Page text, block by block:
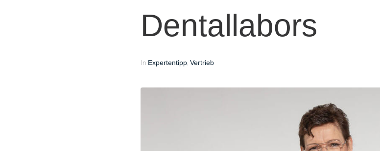
Dentallabors
In Expertentipp Vertrieb